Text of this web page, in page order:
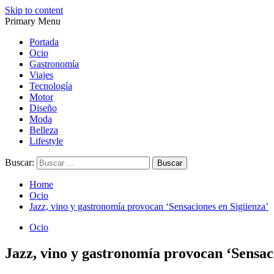
Skip to content
Primary Menu
Portada
Ocio
Gastronomía
Viajes
Tecnología
Motor
Diseño
Moda
Belleza
Lifestyle
Buscar:
Home
Ocio
Jazz, vino y gastronomía provocan ‘Sensaciones en Sigüenza’
Ocio
Jazz, vino y gastronomía provocan